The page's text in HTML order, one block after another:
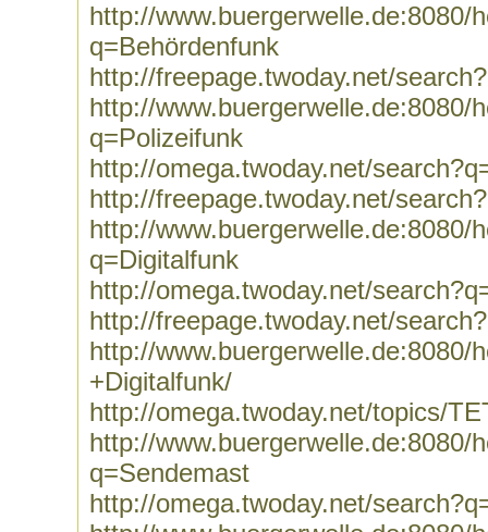
http://www.buergerwelle.de:8080/
q=Behördenfunk
http://freepage.twoday.net/
http://www.buergerwelle.de:8080/
q=Polizeifunk
http://omega.twoday.net/
http://freepage.twoday.net/
http://www.buergerwelle.de:8080/
q=Digitalfunk
http://omega.twoday.net/
http://freepage.twoday.net/
http://
+Digitalfunk/
http://omega.twoday.net/topics/
http://www.buergerwelle.de:8080/
q=Sendemast
http://omega.twoday.net/